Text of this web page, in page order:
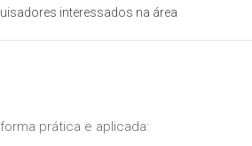
interessados na área
prática e aplicada: